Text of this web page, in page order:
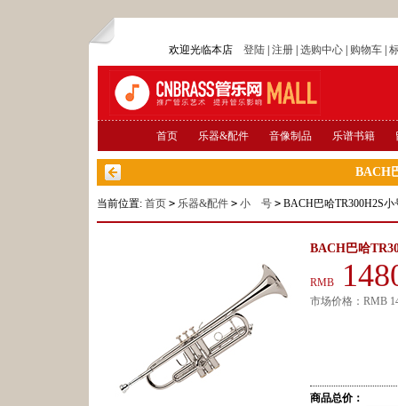
欢迎光临本店 登陆| 注册| 选购中心| 购物车|
首页 乐器&配件 音像制品 乐谱书籍
BACH
当前位置: 首页 > 乐器&配件 > 小 号 > BACH巴哈TR300H2S小
BACH巴哈
RMB
市场价格： RMB
商品总价：